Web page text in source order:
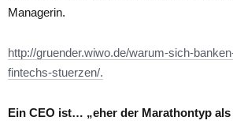
Managerin.
http://gruender.wiwo.de/warum-sich-
fintechs-stuerzen/.
Ein CEO ist… „eher der Marathontyp